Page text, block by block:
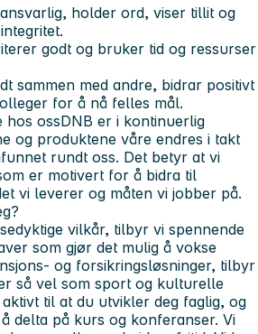
holder ord, viser tillit og
godt og bruker tid og ressurser
sammen med andre, bidrar positivt
for å nå felles mål.
hos ossDNB er i kontinuerlig
og produktene våre endres i takt
rundt oss. Det betyr at vi
er motivert for å bidra til
vi leverer og måten vi jobber på.
vilkår, tilbyr vi spennende
som gjør det mulig å vokse
og forsikringsløsninger, tilbyr
så vel som sport og kulturelle
til at du utvikler deg faglig, og
delta på kurs og konferanser. Vi